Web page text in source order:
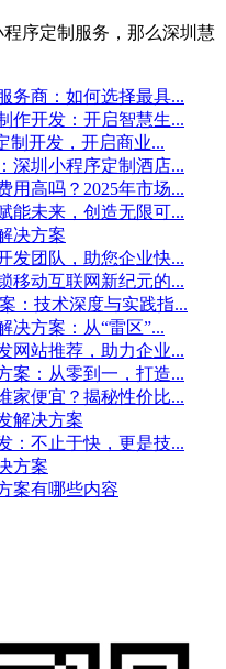
序定制服务，那么深圳慧
务商：如何选择最具...
作开发：开启智慧生...
制开发，开启商业...
深圳小程序定制酒店...
用高吗？2025年市场...
能未来，创造无限可...
决方案
发团队，助您企业快...
移动互联网新纪元的...
：技术深度与实践指...
决方案：从“雷区”...
网站推荐，助力企业...
案：从零到一，打造...
家便宜？揭秘性价比...
解决方案
：不止于快，更是技...
方案
案有哪些内容